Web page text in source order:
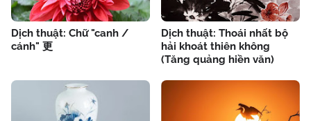
Dịch thuật: Chữ "canh /
cánh" 更
Dịch thuật: Thoái nhất bộ
hải khoát thiên không
(Tăng quảng hiền văn)